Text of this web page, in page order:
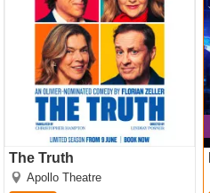
The Truth
Apollo Theatre